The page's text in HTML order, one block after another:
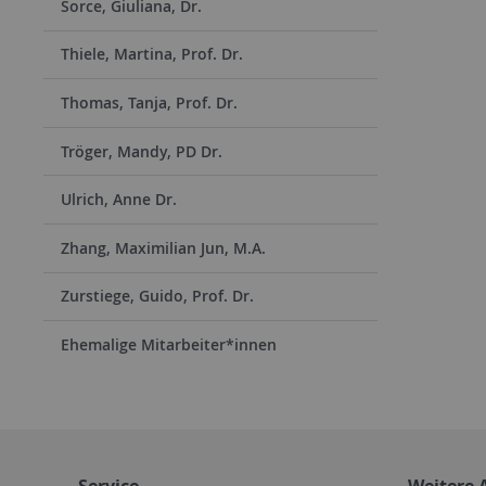
Sorce, Giuliana, Dr.
Thiele, Martina, Prof. Dr.
Thomas, Tanja, Prof. Dr.
Tröger, Mandy, PD Dr.
Ulrich, Anne Dr.
Zhang, Maximilian Jun, M.A.
Zurstiege, Guido, Prof. Dr.
Ehemalige Mitarbeiter*innen